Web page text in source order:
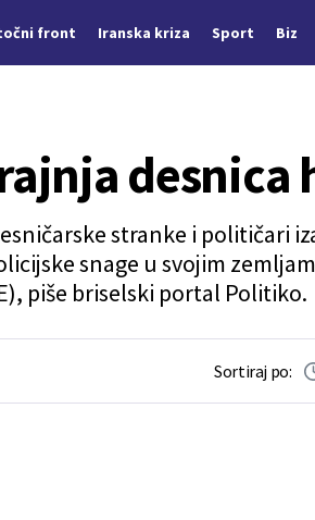
front Iranska kriza Sport Biz
desnica
stranke i političari
snage u svojim
piše briselski portal Politiko.
Sortiraj po: